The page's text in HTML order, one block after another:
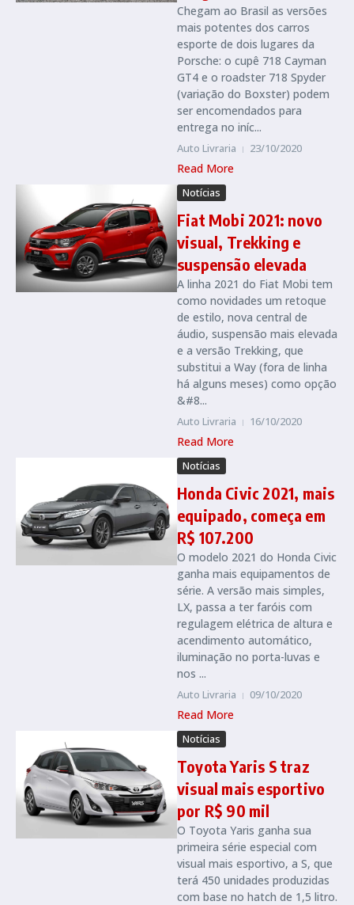
Chegam ao Brasil as versões
mais potentes dos carros
esporte de dois lugares da
Porsche: o cupê 718 Cayman
GT4 e o roadster 718 Spyder
(variação do Boxster) podem
ser encomendados para
entrega no iníc...
Auto Livraria 23/10/2020
Read More
Notícias
Fiat Mobi 2021: novo
visual, Trekking e
suspensão elevada
A linha 2021 do Fiat Mobi tem
como novidades um retoque
de estilo, nova central de
áudio, suspensão mais elevada
e a versão Trekking, que
substitui a Way (fora de linha
há alguns meses) como opção
&#8...
Auto Livraria 16/10/2020
Read More
Notícias
Honda Civic 2021, mais
equipado, começa em
R$ 107.200
O modelo 2021 do Honda Civic
ganha mais equipamentos de
série. A versão mais simples,
LX, passa a ter faróis com
regulagem elétrica de altura e
acendimento automático,
iluminação no porta-luvas e
nos ...
Auto Livraria 09/10/2020
Read More
Notícias
Toyota Yaris S traz
visual mais esportivo
por R$ 90 mil
O Toyota Yaris ganha sua
primeira série especial com
visual mais esportivo, a S, que
terá 450 unidades produzidas
com base no hatch de 1,5 litro.